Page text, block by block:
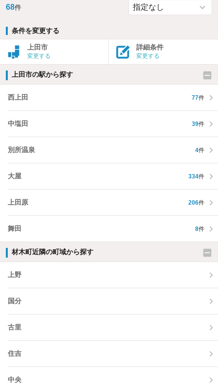
68件
条件を変更する
上田市
変更する
詳細条件
変更する
上田市の駅から探す
西上田 77件
中塩田 39件
別所温泉 4件
大屋 334件
上田原 206件
舞田 8件
材木町近隣の町域から探す
上野
国分
古里
住吉
中央